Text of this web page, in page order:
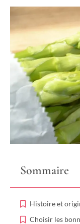
Sommaire
Histoire et
Choisir les